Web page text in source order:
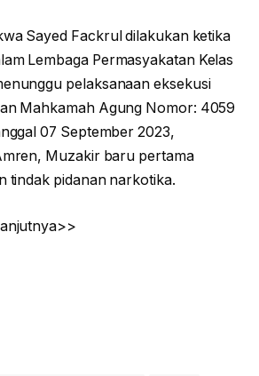
Sayed Fackrul dilakukan ketika
Lembaga Permasyakatan Kelas
pelaksanaan eksekusi
Mahkamah Agung Nomor: 4059
07 September 2023,
Muzakir baru pertama
tindak pidanan narkotika.